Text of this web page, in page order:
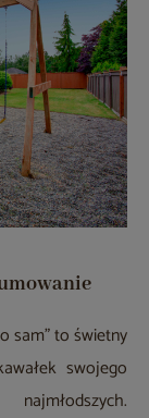
sam” to świetny
swojego